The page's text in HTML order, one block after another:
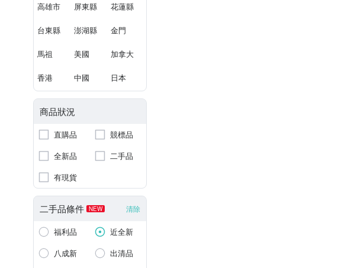
高雄市 屏東縣 花蓮縣
台東縣 澎湖縣 金門
馬祖 美國 加拿大
香港 中國 日本
商品狀況
直購品
競標品
全新品
二手品
有現貨
二手品條件 NEW 清除
福利品
近全新
八成新
出清品